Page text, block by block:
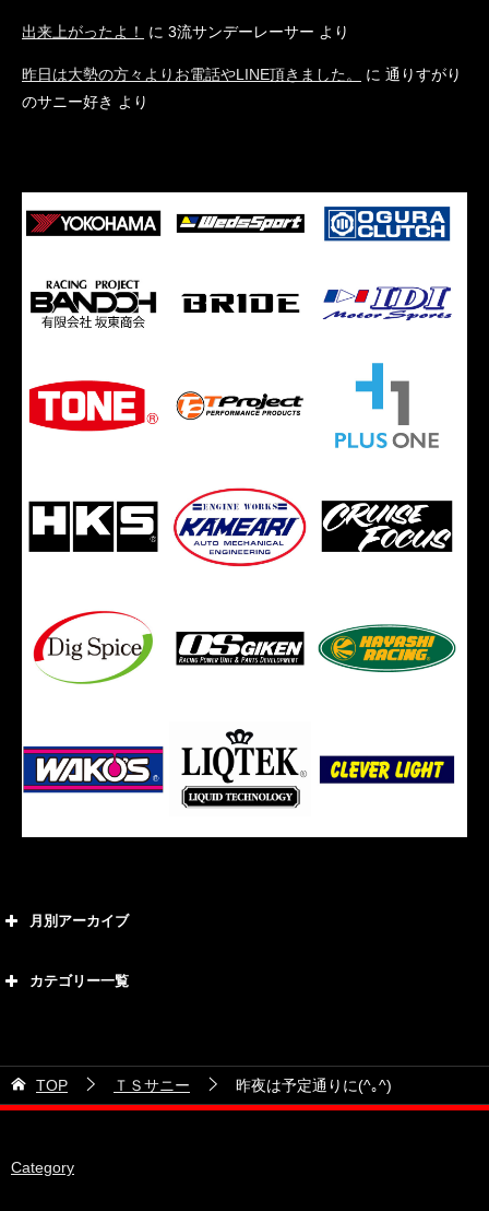
出来上がったよ！ に 3流サンデーレーサー より
昨日は大勢の方々よりお電話やLINE頂きました。 に 通りすがり
のサニー好き より
月別アーカイブ
2026年5月
2026年4月
2026年2月
カテゴリー一覧
21号車
28号車
TOP ＴＳサニー 昨夜は予定通りに(^｡^)
Category